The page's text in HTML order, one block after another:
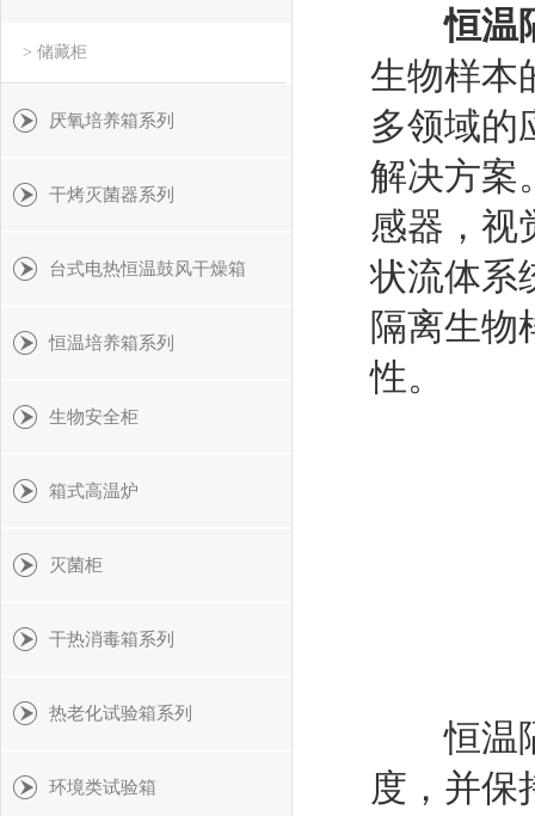
恒温
生物样本
多领域的
解决方案
感器，视
状流体系
隔离生物
性。
恒温隔
度，并保
> 储藏柜
厌氧培养箱系列
干烤灭菌器系列
台式电热恒温鼓风干燥箱
恒温培养箱系列
生物安全柜
箱式高温炉
灭菌柜
干热消毒箱系列
热老化试验箱系列
环境类试验箱